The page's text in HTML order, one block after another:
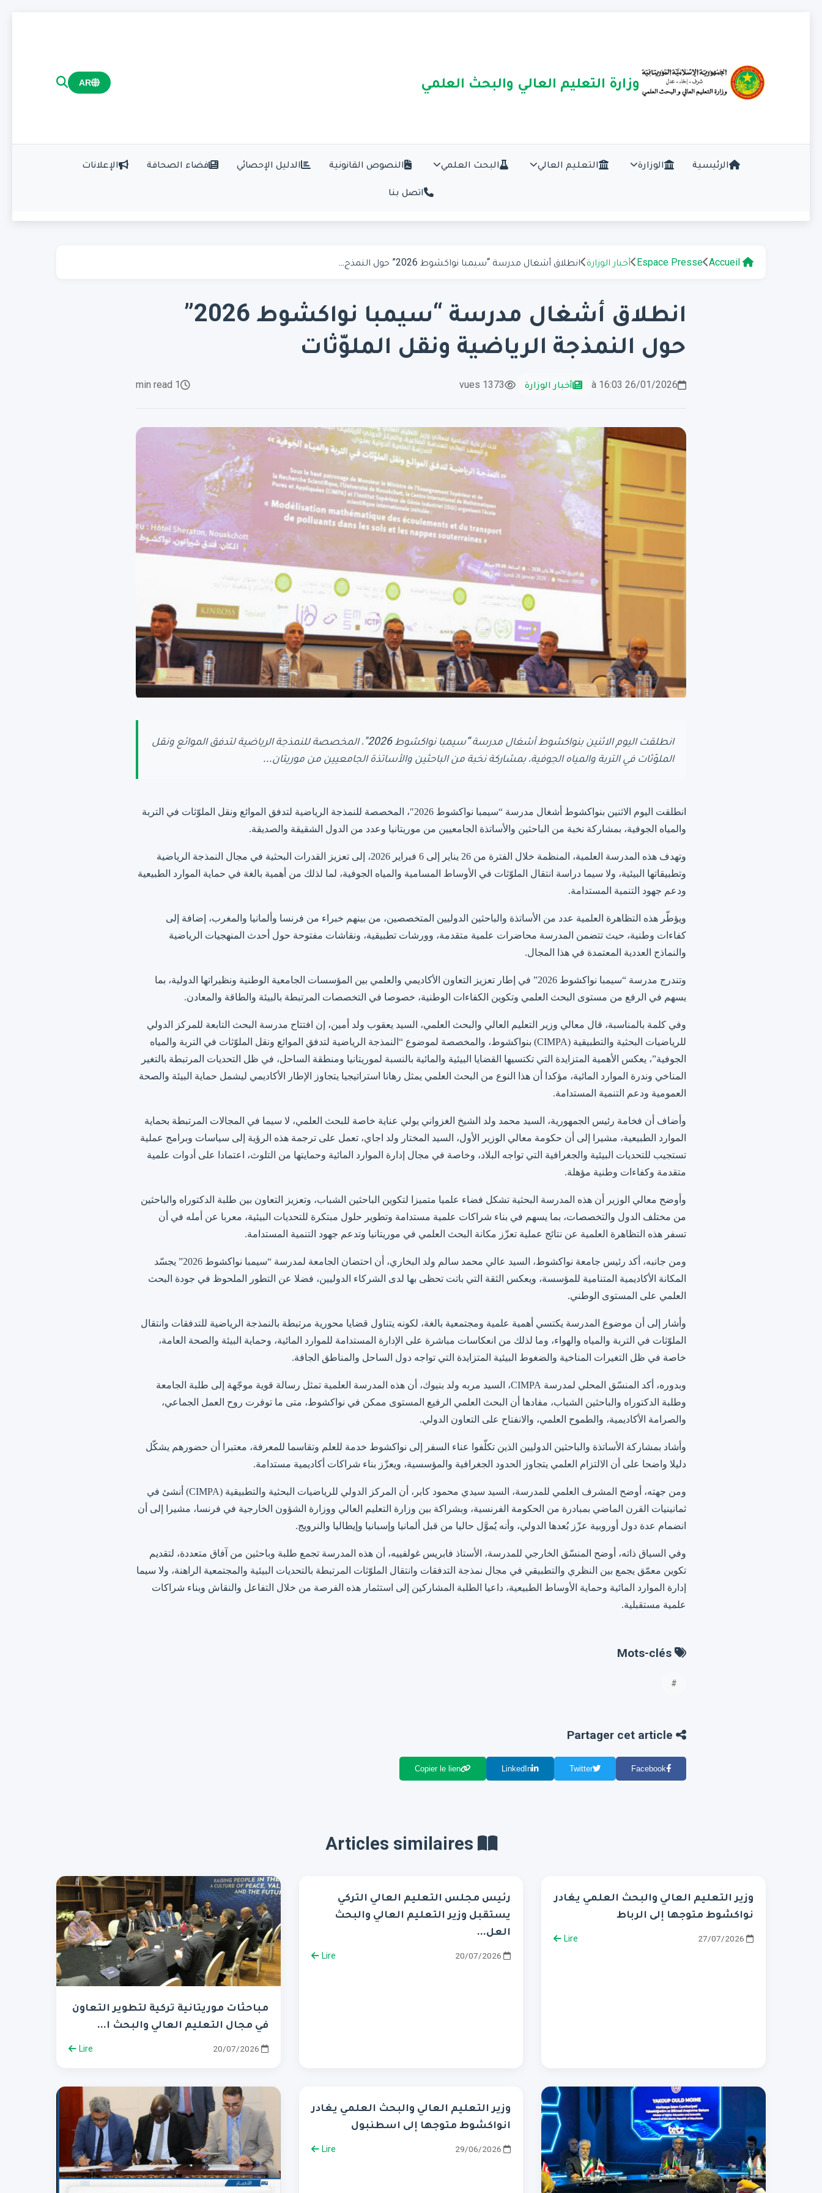
وزارة التعليم العالي والبحث العلمي AR
الرئيسية الوزارة التعليم العالي البحث العلمي النصوص القانونية الدليل الإحصائي فضاء الصحافة الإعلانات
اتصل بنا
Espace Presse أخبار الوزارة انطلاق أشغال مدرسة “سيمبا نواكشوط 2026” حول النمذج...
انطلاق أشغال مدرسة “سيمبا نواكشوط 2026”
حول النمذجة الرياضية ونقل الملوّثات
26/01/2026 à 16:03 أخبار الوزارة 1373 vues
1 min read
انطلقت اليوم الاثنين بنواكشوط أشغال مدرسة “سيمبا نواكشوط 2026″، المخصصة للنمذجة الرياضية لتدفق الموائع ونقل
الملوّثات في التربة والمياه الجوفية، بمشاركة نخبة من الباحثين والأساتذة الجامعيين من موريتان...
انطلقت اليوم الاثنين بنواكشوط أشغال مدرسة “سيمبا نواكشوط 2026″، المخصصة للنمذجة الرياضية لتدفق الموائع ونقل الملوّثات في التربة
والمياه الجوفية، بمشاركة نخبة من الباحثين والأساتذة الجامعيين من موريتانيا وعدد من الدول الشقيقة والصديقة.
وتهدف هذه المدرسة العلمية، المنظمة خلال الفترة من 26 يناير إلى 6 فبراير 2026، إلى تعزيز القدرات البحثية في مجال النمذجة الرياضية
وتطبيقاتها البيئية، ولا سيما دراسة انتقال الملوّثات في الأوساط المسامية والمياه الجوفية، لما لذلك من أهمية بالغة في حماية الموارد الطبيعية
ودعم جهود التنمية المستدامة.
ويؤطّر هذه التظاهرة العلمية عدد من الأساتذة والباحثين الدوليين المتخصصين، من بينهم خبراء من فرنسا وألمانيا والمغرب، إضافة إلى
كفاءات وطنية، حيث تتضمن المدرسة محاضرات علمية متقدمة، وورشات تطبيقية، ونقاشات مفتوحة حول أحدث المنهجيات الرياضية
والنماذج العددية المعتمدة في هذا المجال.
وتندرج مدرسة “سيمبا نواكشوط 2026” في إطار تعزيز التعاون الأكاديمي والعلمي بين المؤسسات الجامعية الوطنية ونظيراتها الدولية، بما
يسهم في الرفع من مستوى البحث العلمي وتكوين الكفاءات الوطنية، خصوصا في التخصصات المرتبطة بالبيئة والطاقة والمعادن.
وفي كلمة بالمناسبة، قال معالي وزير التعليم العالي والبحث العلمي، السيد يعقوب ولد أمين، إن افتتاح مدرسة البحث التابعة للمركز الدولي
للرياضيات البحثية والتطبيقية (CIMPA) بنواكشوط، والمخصصة لموضوع “النمذجة الرياضية لتدفق الموائع ونقل الملوّثات في التربة والمياه
الجوفية”، يعكس الأهمية المتزايدة التي تكتسيها القضايا البيئية والمائية بالنسبة لموريتانيا ومنطقة الساحل، في ظل التحديات المرتبطة بالتغير
المناخي وندرة الموارد المائية، مؤكدا أن هذا النوع من البحث العلمي يمثل رهانا استراتيجيا يتجاوز الإطار الأكاديمي ليشمل حماية البيئة والصحة
العمومية ودعم التنمية المستدامة.
وأضاف أن فخامة رئيس الجمهورية، السيد محمد ولد الشيخ الغزواني يولي عناية خاصة للبحث العلمي، لا سيما في المجالات المرتبطة بحماية
الموارد الطبيعية، مشيرا إلى أن حكومة معالي الوزير الأول، السيد المختار ولد اجاي، تعمل على ترجمة هذه الرؤية إلى سياسات وبرامج عملية
تستجيب للتحديات البيئية والجغرافية التي تواجه البلاد، وخاصة في مجال إدارة الموارد المائية وحمايتها من التلوث، اعتمادا على أدوات علمية
متقدمة وكفاءات وطنية مؤهلة.
وأوضح معالي الوزير أن هذه المدرسة البحثية تشكل فضاء علميا متميزا لتكوين الباحثين الشباب، وتعزيز التعاون بين طلبة الدكتوراه والباحثين
من مختلف الدول والتخصصات، بما يسهم في بناء شراكات علمية مستدامة وتطوير حلول مبتكرة للتحديات البيئية، معربا عن أمله في أن
تسفر هذه التظاهرة العلمية عن نتائج عملية تعزّز مكانة البحث العلمي في موريتانيا وتدعم جهود التنمية المستدامة.
ومن جانبه، أكد رئيس جامعة نواكشوط، السيد عالي محمد سالم ولد البخاري، أن احتضان الجامعة لمدرسة “سيمبا نواكشوط 2026” يجسّد
المكانة الأكاديمية المتنامية للمؤسسة، ويعكس الثقة التي باتت تحظى بها لدى الشركاء الدوليين، فضلا عن التطور الملحوظ في جودة البحث
العلمي على المستوى الوطني.
وأشار إلى أن موضوع المدرسة يكتسي أهمية علمية ومجتمعية بالغة، لكونه يتناول قضايا محورية مرتبطة بالنمذجة الرياضية للتدفقات وانتقال
الملوّثات في التربة والمياه والهواء، وما لذلك من انعكاسات مباشرة على الإدارة المستدامة للموارد المائية، وحماية البيئة والصحة العامة،
خاصة في ظل التغيرات المناخية والضغوط البيئية المتزايدة التي تواجه دول الساحل والمناطق الجافة.
وبدوره، أكد المنسّق المحلي لمدرسة CIMPA، السيد مربه ولد بنيوك، أن هذه المدرسة العلمية تمثل رسالة قوية موجّهة إلى طلبة الجامعة
وطلبة الدكتوراه والباحثين الشباب، مفادها أن البحث العلمي الرفيع المستوى ممكن في نواكشوط، متى ما توفرت روح العمل الجماعي،
والصرامة الأكاديمية، والطموح العلمي، والانفتاح على التعاون الدولي.
وأشاد بمشاركة الأساتذة والباحثين الدوليين الذين تكلّفوا عناء السفر إلى نواكشوط خدمة للعلم وتقاسما للمعرفة، معتبرا أن حضورهم يشكّل
دليلا واضحا على أن الالتزام العلمي يتجاوز الحدود الجغرافية والمؤسسية، ويعزّز بناء شراكات أكاديمية مستدامة.
ومن جهته، أوضح المشرف العلمي للمدرسة، السيد سيدي محمود كابر، أن المركز الدولي للرياضيات البحثية والتطبيقية (CIMPA) أنشئ في
ثمانينيات القرن الماضي بمبادرة من الحكومة الفرنسية، وبشراكة بين وزارة التعليم العالي ووزارة الشؤون الخارجية في فرنسا، مشيرا إلى أن
انضمام عدة دول أوروبية عزّز بُعدها الدولي، وأنه يُموَّل حاليا من قبل ألمانيا وإسبانيا وإيطاليا والنرويج.
وفي السياق ذاته، أوضح المنسّق الخارجي للمدرسة، الأستاذ فابريس غولفييه، أن هذه المدرسة تجمع طلبة وباحثين من آفاق متعددة، لتقديم
تكوين معمّق يجمع بين النظري والتطبيقي في مجال نمذجة التدفقات وانتقال الملوّثات المرتبطة بالتحديات البيئية والمجتمعية الراهنة، ولا سيما
إدارة الموارد المائية وحماية الأوساط الطبيعية، داعيا الطلبة المشاركين إلى استثمار هذه الفرصة من خلال التفاعل والنقاش وبناء شراكات
علمية مستقبلية.
#
Facebook
Twitter
LinkedIn
Copier le lien
وزير التعليم العالي والبحث العلمي يغادر
نواكشوط متوجها إلى الرباط
Lire
رئيس مجلس التعليم العالي التركي
يستقبل وزير التعليم العالي والبحث
العل...
20/07/2026
Lire
مباحثات موريتانية تركية لتطوير التعاون
في مجال التعليم العالي والبحث ا...
Lire
وزير التعليم العالي والبحث العلمي يغادر
انواكشوط متوجها إلى اسطنبول
29/06/2026
Lire